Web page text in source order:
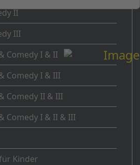
II
III
Comedy I & II
Comedy I & III
Comedy II & III
Comedy I & II & III
Kinder